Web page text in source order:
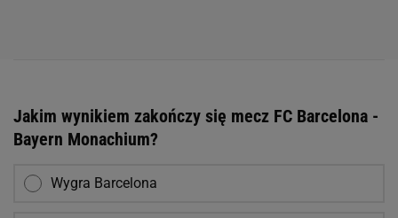
Jakim wynikiem zakończy się mecz FC Barcelona -
Bayern Monachium?
Wygra Barcelona